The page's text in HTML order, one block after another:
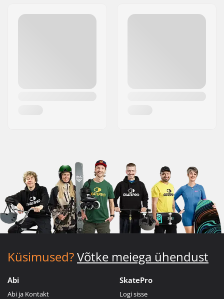
Küsimused?Võtke meiega ühendust
Abi
Abi ja Kontakt
SkatePro
Logi sisse